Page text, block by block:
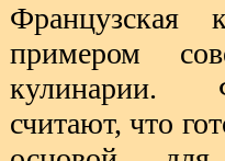
Французская
примером
кулинарии.
считают, что